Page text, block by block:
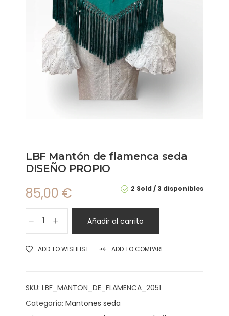
LBF Mantón de flamenca seda
DISEÑO PROPIO
2 Sold 3 disponibles
85,00 €
Añadir al carrito
ADD TO WISHLIST ADD TO COMPARE
SKU: LBF_MANTON_DE_FLAMENCA_2051
Categoría: Mantones seda